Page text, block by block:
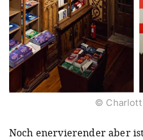
© Charlott
Noch enervierender aber